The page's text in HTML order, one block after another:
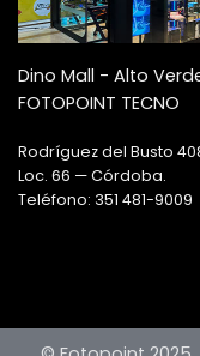
Dino Mall - Alto
FOTOPOINT TECNO
Rodríguez del Busto
Loc. 66 — Córdoba.
Teléfono: 351 481-9009